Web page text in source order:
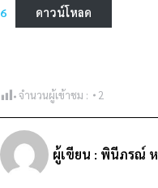
6 ดาวน์โหลด
จำนวนผู้เข้าชม : 2
ผู้เขียน : พินีภรณ์ ห